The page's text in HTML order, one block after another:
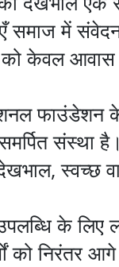
समाज में
केवल आवास
फाउंडेशन
संस्था
स्वच्छ
के लिए
को निरंतर